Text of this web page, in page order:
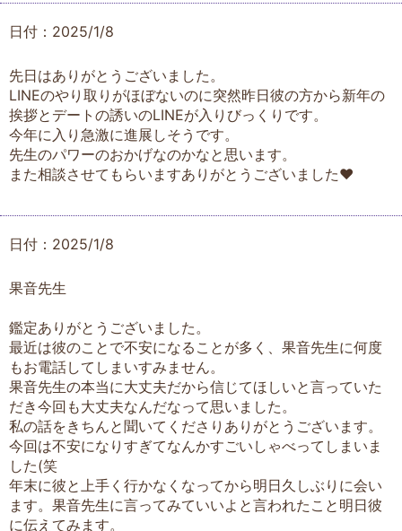
日付：2025/1/8
先日はありがとうございました。
LINEのやり取りがほぼないのに突然昨日彼の方から新年の
挨拶とデートの誘いのLINEが入りびっくりです。
今年に入り急激に進展しそうです。
先生のパワーのおかげなのかなと思います。
また相談させてもらいますありがとうございました❤️
日付：2025/1/8
果音先生
鑑定ありがとうございました。
最近は彼のことで不安になることが多く、果音先生に何度
もお電話してしまいすみません。
果音先生の本当に大丈夫だから信じてほしいと言っていた
だき今回も大丈夫なんだなって思いました。
私の話をきちんと聞いてくださりありがとうございます。
今回は不安になりすぎてなんかすごいしゃべってしまいま
した(笑
年末に彼と上手く行かなくなってから明日久しぶりに会い
ます。果音先生に言ってみていいよと言われたこと明日彼
に伝えてみます。